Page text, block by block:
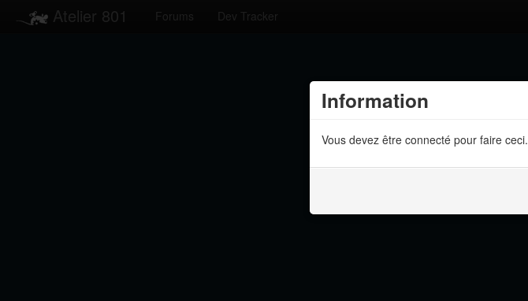
Information
Vous devez être connecté pour faire ceci.
Atelier 801 Forums Dev Tracker